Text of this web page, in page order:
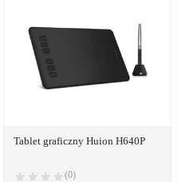
Tablet graficzny Huion H640P
(0)